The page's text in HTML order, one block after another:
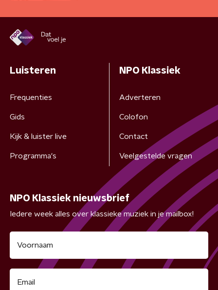
Luisteren
Frequenties
Gids
Kijk & luister live
Programma's
NPO Klassiek
Adverteren
Colofon
Contact
Veelgestelde vragen
NPO Klassiek nieuwsbrief
Iedere week alles over klassieke muziek in je mailbox!